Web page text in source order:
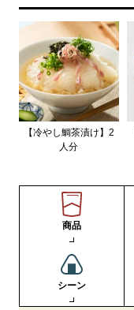
【冷やし鯛茶漬け】2
人分
商品
シーン